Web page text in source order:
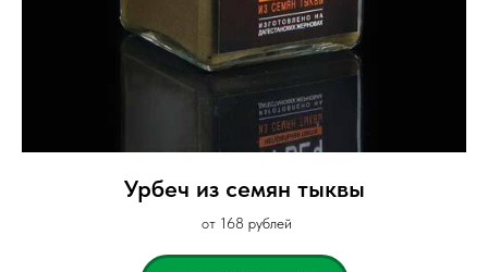
Урбеч из семян тыквы
от 168 рублей